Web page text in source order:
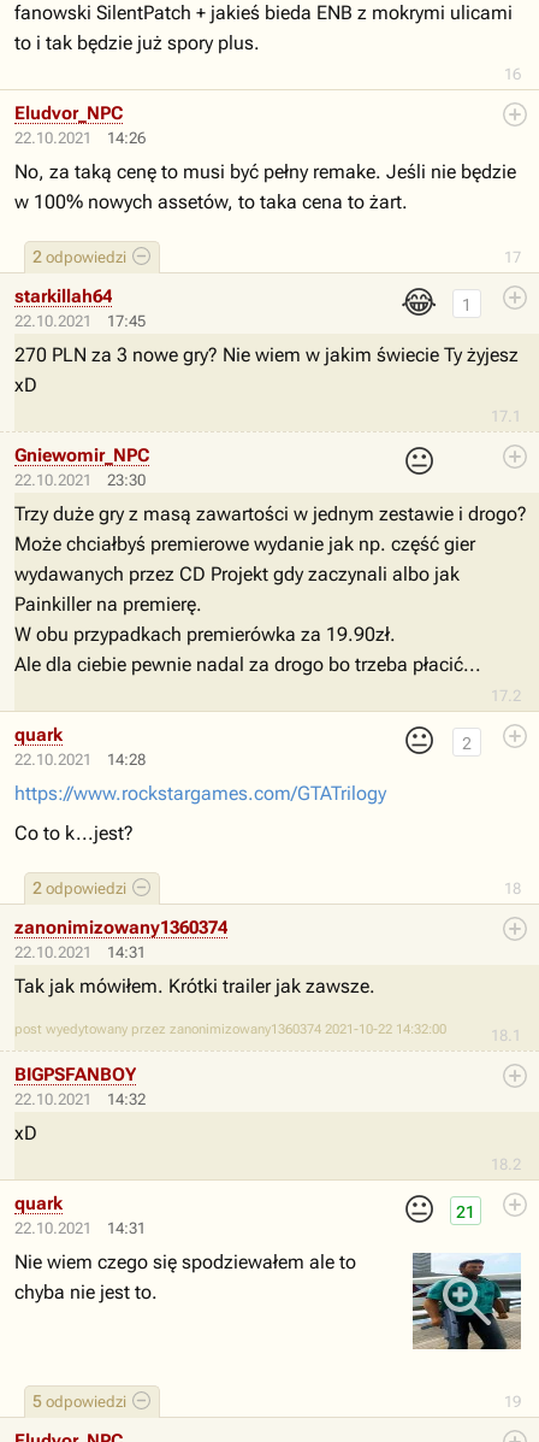
16
fanowski SilentPatch + jakieś bieda ENB z mokrymi ulicami
to i tak będzie już spory plus.
22.10.2021 14:26
17
2 odpowiedzi
Eludvor_NPC
No, za taką cenę to musi być pełny remake. Jeśli nie będzie
w 100% nowych assetów, to taka cena to żart.
22.10.2021 17:45
😂
17.1
1
starkillah64
270 PLN za 3 nowe gry? Nie wiem w jakim świecie Ty żyjesz
xD
22.10.2021 23:30
😐
17.2
Gniewomir_NPC
Trzy duże gry z masą zawartości w jednym zestawie i drogo?
Może chciałbyś premierowe wydanie jak np. część gier
wydawanych przez CD Projekt gdy zaczynali albo jak
Painkiller na premierę.
W obu przypadkach premierówka za 19.90zł.
Ale dla ciebie pewnie nadal za drogo bo trzeba płacić...
22.10.2021 14:28
😐
18
2
2 odpowiedzi
quark
https://www.rockstargames.com/GTATrilogy
Co to k...jest?
22.10.2021 14:31
18.1
zanonimizowany1360374
Tak jak mówiłem. Krótki trailer jak zawsze.
post wyedytowany przez zanonimizowany1360374 2021-10-22 14:32:00
22.10.2021 14:32
18.2
BIGPSFANBOY
xD
22.10.2021 14:31
😐
19
21
5 odpowiedzi
quark
Nie wiem czego się spodziewałem ale to
chyba nie jest to.